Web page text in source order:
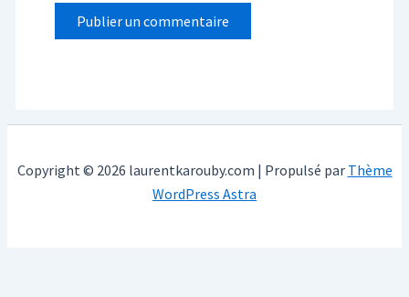
Copyright © 2026 laurentkarouby.com | Propulsé par Thème
WordPress Astra